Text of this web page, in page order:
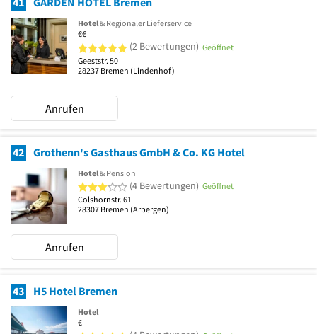
Hotel& Regionaler Lieferservice
€€
5 von 5 Sternen
(2 Bewertungen) Geöffnet
Geeststr. 50
28237 Bremen (Lindenhof)
Anrufen
42 Grothenn's Gasthaus GmbH & Co. KG Hotel
Hotel& Pension
3 von 5 Sternen
(4 Bewertungen) Geöffnet
Colshornstr. 61
28307 Bremen (Arbergen)
Anrufen
43 H5 Hotel Bremen
Hotel
€